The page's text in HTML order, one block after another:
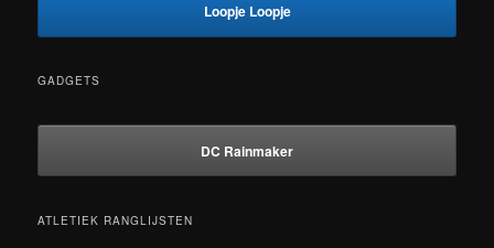
Loopje Loopje
GADGETS
DC Rainmaker
ATLETIEK RANGLIJSTEN